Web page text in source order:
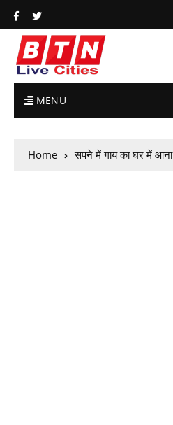
MENU
Home सपने में गाय का घर में आना